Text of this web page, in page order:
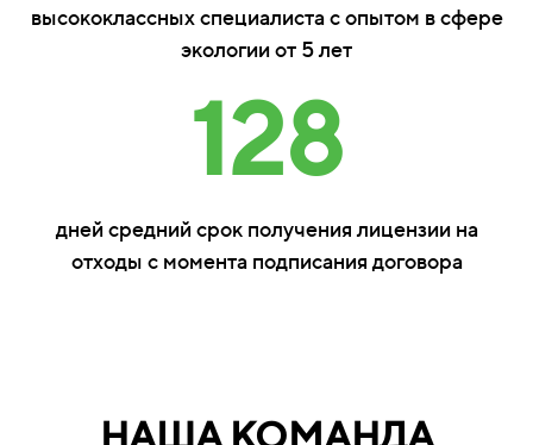
высококлассных специалиста с опытом в сфере
экологии от 5 лет
128
дней средний срок получения лицензии на
отходы с момента подписания договора